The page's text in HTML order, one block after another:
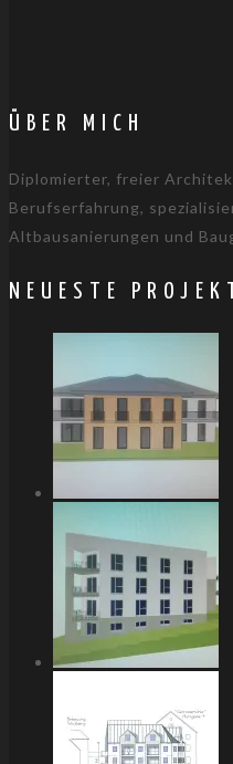
ÜBER MICH
Diplomierter, freier
Berufserfahrung,
Altbausanierungen und
NEUESTE